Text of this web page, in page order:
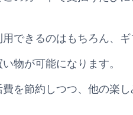
できるのはもちろん、ギ
物が可能になります。
を節約しつつ、他の楽し